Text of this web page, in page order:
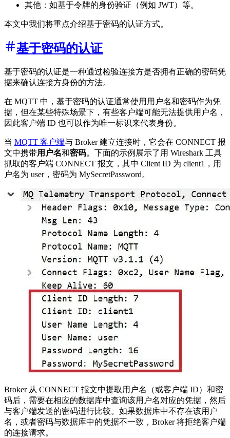
其他：如基于令牌的身份验证（例如 JWT）等。
本文中我们将重点介绍基于密码的认证方式。
基于密码的认证
基于密码的认证是一种通过检验连接方是否拥有正确的密码凭
据来确认连接方身份的方法。
在 MQTT 中，基于密码的认证通常使用用户名和密码作为凭
据，但在某些特殊场景下，有些客户端可能无法提供用户名，
因此客户端 ID 也可以作为唯一标识来代表身份。
当 MQTT 客户端与 Broker 建立连接时，它会在 CONNECT 报
文中携带用户名和密码。下面的示例展示了用 Wireshark 工具
抓取的客户端 CONNECT 报文，其中 Client ID 为 client1，用
户名为 user，密码为 MySecretPassword。
Broker 从 CONNECT 报文中提取用户名（或客户端 ID）和密
码后，需要在相应的数据库中查询该用户名对应的凭据，然后
与客户端发送的密码进行比较。如果数据库中不存在该用户
名，或者密码与数据库中的凭据不一致，Broker 将拒绝客户端
的连接请求。